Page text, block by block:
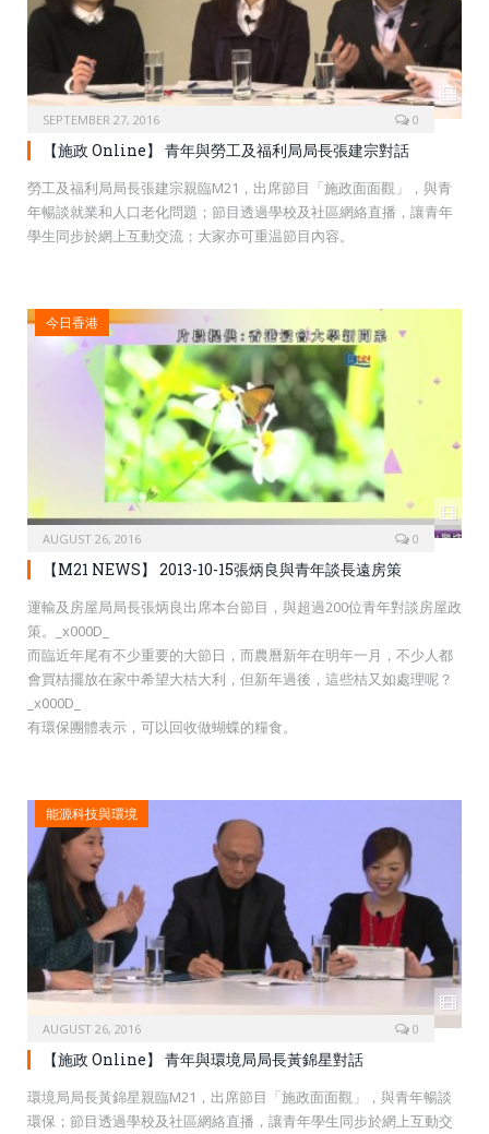
SEPTEMBER 27, 2016 0
【施政 Online】 青年與勞工及福利局局長張建宗對話
勞工及福利局局長張建宗親臨M21，出席節目「施政面面觀」，與青
年暢談就業和人口老化問題；節目透過學校及社區網絡直播，讓青年
學生同步於網上互動交流；大家亦可重温節­目內容。
今日香港
AUGUST 26, 2016 0
【M21 NEWS】 2013-10-15張炳良與青年談長遠房策
運輸及房屋局局長張炳良出席本台節目，與超過200位青年對談房屋政
策。_x000D_
而臨近年尾有不少重要的大節日，而農曆新年在明年一月，不少人都
會買桔擺放在家中希望大桔大利，但新年過後，這些桔又如處理呢？
_x000D_
有環保團體表示，可以回收做蝴蝶的糧食。
能源科技與環境
AUGUST 26, 2016 0
【施政 Online】 青年與環境局局長黃錦星對話
環境局局長黃錦星親臨M21，出席節目「施政面面觀」，與青年暢談
環保；節目透過學校及社區網絡直播，讓青年學生同步於網上互動交